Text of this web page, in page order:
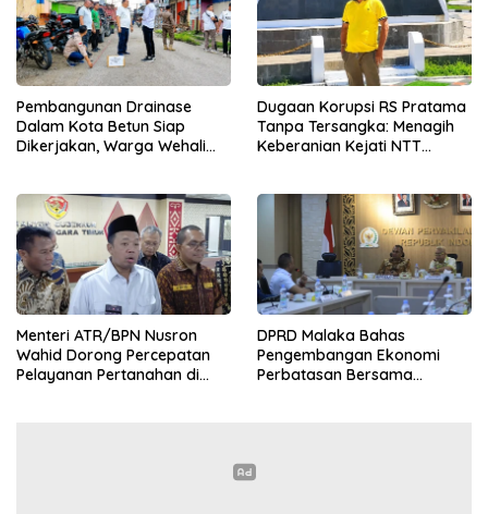
Pembangunan Drainase
Dalam Kota Betun Siap
Dikerjakan, Warga Wehali
Dugaan Korupsi RS Pratama
Tanpa Tersangka: Menagih
Keberanian Kejati NTT
Menteri ATR/BPN Nusron
Wahid Dorong Percepatan
Pelayanan Pertanahan di
DPRD Malaka Bahas
Pengembangan Ekonomi
Perbatasan Bersama